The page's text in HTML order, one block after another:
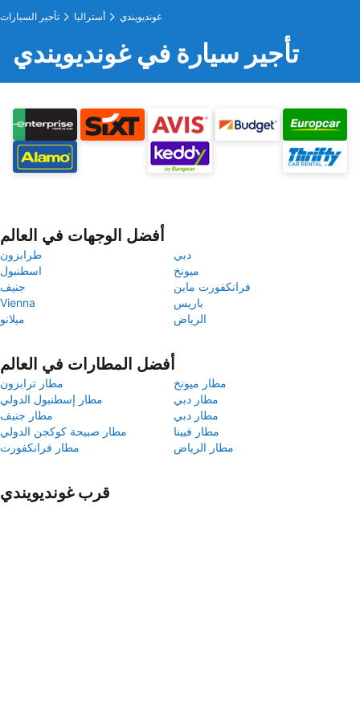
تأجير السيارات أستراليا غونديويندي
تأجير سيارة في غونديويندي
أفضل الوجهات في العالم
طرابزون
دبي
اسطنبول
ميونخ
جنيف
فرانكفورت ماين
Vienna
باريس
ميلانو
الرياض
أفضل المطارات في العالم
مطار ترابزون
مطار ميونخ
مطار إسطنبول الدولي
مطار دبي
مطار جنيف
مطار دبي
مطار صبيحة كوكجن الدولي
مطار فيينا
مطار فرانكفورت
مطار الرياض
قرب غونديويندي